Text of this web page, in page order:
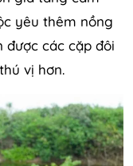
yêu thêm nồng
được các cặp đôi
vị hơn.